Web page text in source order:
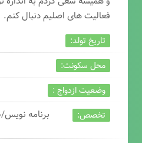
فعالیت های اصلیم دنبال کنم.
تاریخ تولد:
محل سکونت:
وضعیت ازدواج :
تخصص:
برنامه